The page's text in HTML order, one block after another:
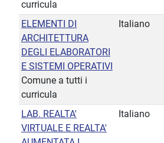
curricula
ELEMENTI DI
ARCHITETTURA
DEGLI ELABORATORI
E SISTEMI OPERATIVI
Comune a tutti i
curricula
Italiano
LAB. REALTA'
VIRTUALE E REALTA'
Italiano